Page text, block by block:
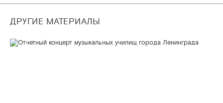
ДРУГИЕ МАТЕРИАЛЫ